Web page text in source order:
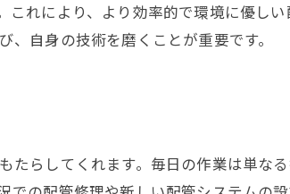
れにより、より効率的で環境に優し
自身の技術を磨くことが重要です。
らしてくれます。毎日の作業は単な